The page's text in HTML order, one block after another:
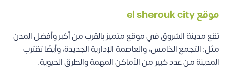
موقع el sherouk city
تقع مدينة الشروق في موقع متميز بالقرب من أكبر وأفضل المدن
مثل: التجمع الخامس، والعاصمة الإدارية الجديدة، وأيضًا تقترب
المدينة من عدد كبير من الأماكن المهمة والطرق الحيوية.